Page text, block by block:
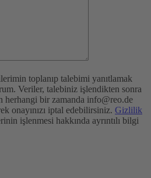
toplanıp talebimi yanıtlamak
Veriler, talebiniz işlendikten sonra
bir zamanda info@reo.de
onayınızı iptal edebilirsiniz. Gizlilik
işlenmesi hakkında ayrıntılı bilgi